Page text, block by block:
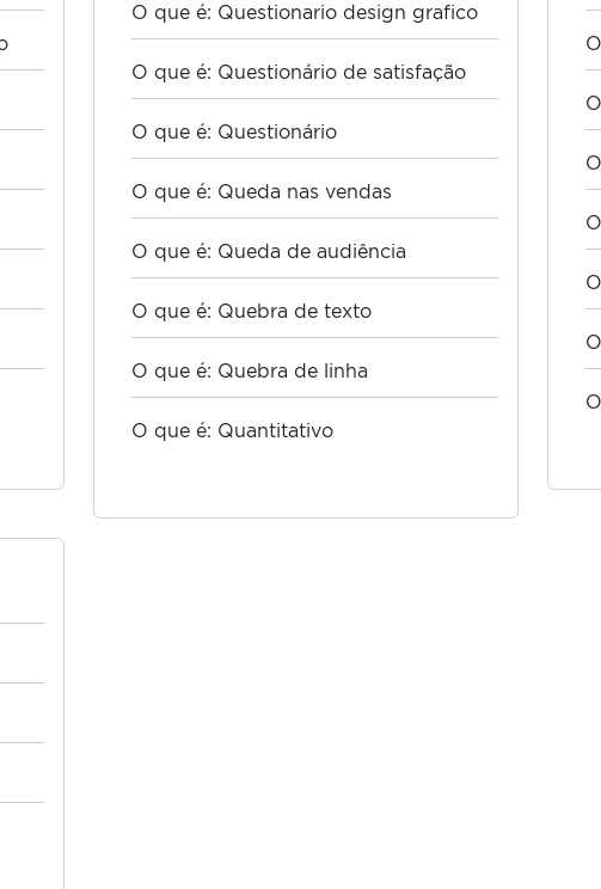
O que é: Questionario design grafico
O que é: Questionário de satisfação
O que é: Questionário
O que é: Queda nas vendas
O que é: Queda de audiência
O que é: Quebra de texto
O que é: Quebra de linha
O que é: Quantitativo